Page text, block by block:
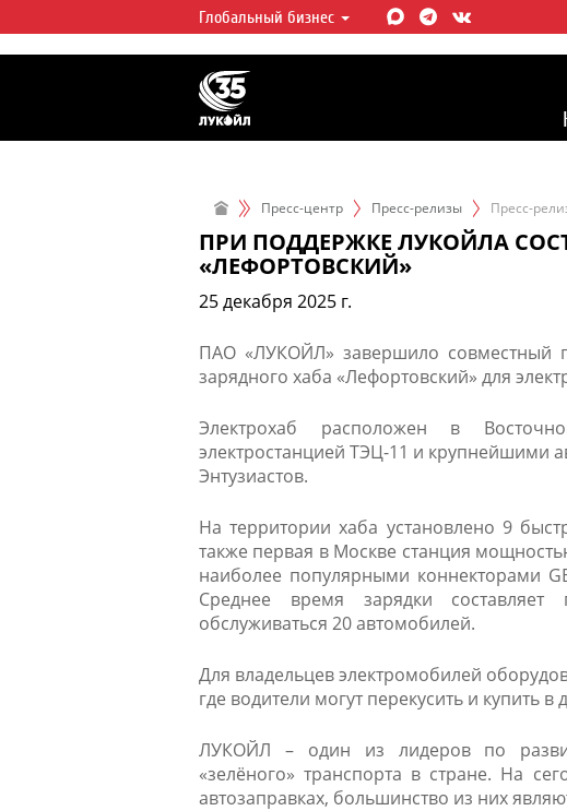
ЛУКОЙЛ СЕГОДНЯ
ЛУКОЙЛ — одна из крупнейших
интегрированных нефтегазовых компаний
мире, на долю которой приходится более
мировой добычи нефти и около 1%
Глобальный бизнес
Пресс-центр Пресс-релизы Пресс-
ПРИ ПОДДЕРЖКЕ ЛУКОЙЛА
«ЛЕФОРТОВСКИЙ»
25 декабря 2025 г.
ПАО «ЛУКОЙЛ» завершило совместный
зарядного хаба «Лефортовский» для
Электрохаб расположен в
электростанцией ТЭЦ-11 и крупнейшими
Энтузиастов.
На территории хаба установлено 9
также первая в Москве станция
наиболее популярными коннекторами
Среднее время зарядки
обслуживаться 20 автомобилей.
Для владельцев электромобилей
где водители могут перекусить и купить
ЛУКОЙЛ – один из лидеров по
«зелёного» транспорта в стране. На
автозаправках, большинство из них